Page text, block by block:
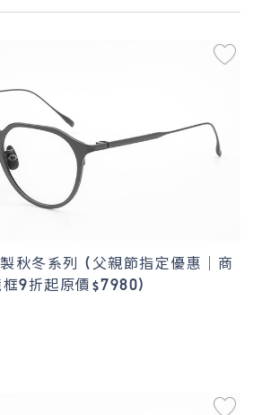
秋冬系列 (父親節指定優惠｜商
9折起原價$7980)